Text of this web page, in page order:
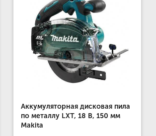
Аккумуляторная дисковая пила
по металлу LXT, 18 В, 150 мм
Makita